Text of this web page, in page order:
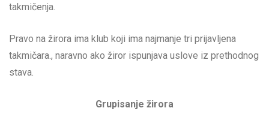
takmičenja.
Pravo na žirora ima klub koji ima najmanje tri prijavljena
takmičara., naravno ako žiror ispunjava uslove iz prethodnog
stava.
Grupisanje žirora